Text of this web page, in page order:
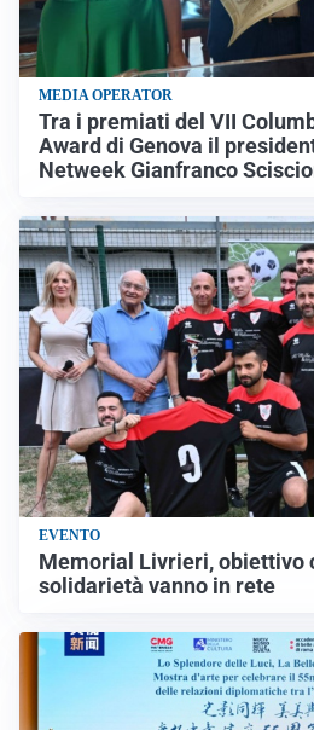
MEDIA OPERATOR
Tra i premiati del VII
Award di Genova il
Netweek Gianfranco
EVENTO
Memorial Livrieri, obiettivo
solidarietà vanno in rete